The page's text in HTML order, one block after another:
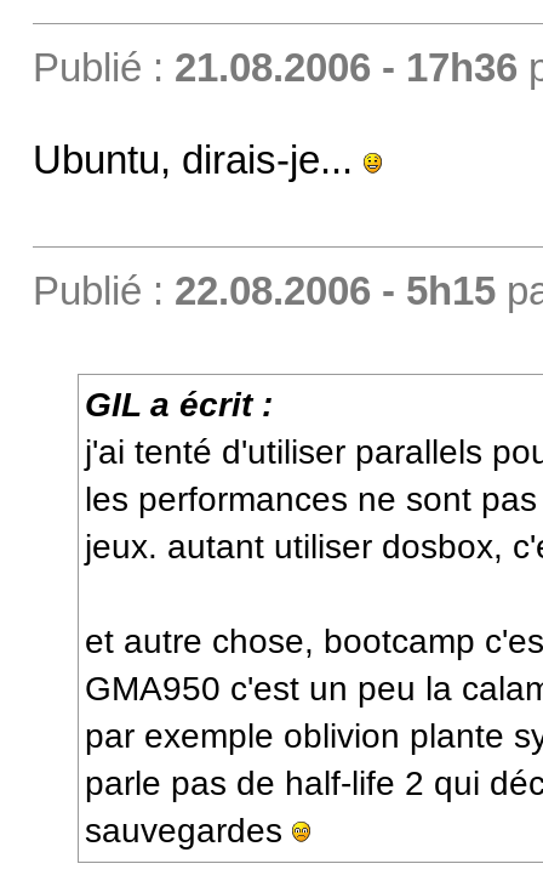
Publié : 21.08.2006 - 17h36
Ubuntu, dirais-je...
Publié : 22.08.2006 - 5h15
GIL a écrit :
j'ai tenté d'utiliser parallels
les performances ne sont
jeux. autant utiliser dosbox,
et autre chose, bootcamp
GMA950 c'est un peu la
par exemple oblivion plante
parle pas de half-life 2 qui
sauvegardes